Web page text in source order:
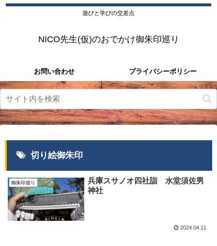
遊びと学びの交差点
NICO先生(仮)のおでかけ御朱印巡り
お問い合わせ プライバシーポリシー
切り絵御朱印
御朱印巡り
兵庫スサノオ四社詣 水堂須佐男
神社
2024.04.11